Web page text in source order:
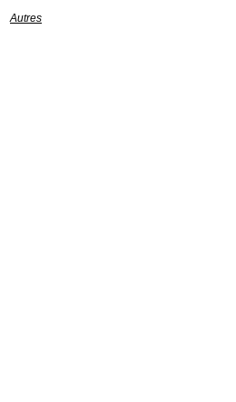
Autres